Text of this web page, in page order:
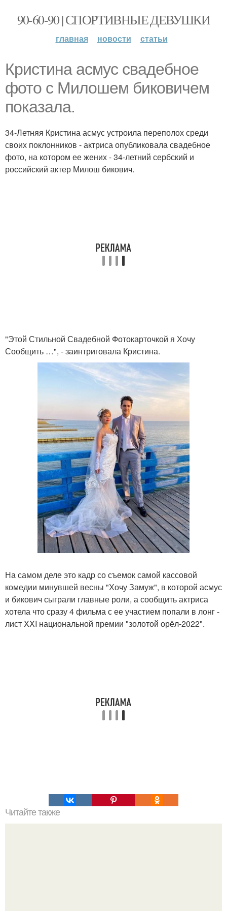
90-60-90 | СПОРТИВНЫЕ ДЕВУШКИ
главная новости статьи
Кристина асмус свадебное
фото с Милошем биковичем
показала.
34-Летняя Кристина асмус устроила переполох среди
своих поклонников - актриса опубликовала свадебное
фото, на котором ее жених - 34-летний сербский и
российский актер Милош бикович.
"Этой Стильной Свадебной Фотокарточкой я Хочу
Сообщить …", - заинтриговала Кристина.
На самом деле это кадр со съемок самой кассовой
комедии минувшей весны "Хочу Замуж", в которой асмус
и бикович сыграли главные роли, а сообщить актриса
хотела что сразу 4 фильма с ее участием попали в лонг -
лист XXI национальной премии "золотой орёл-2022".
Читайте также